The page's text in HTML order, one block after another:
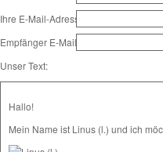
Ihre E-Mail-Adresse:
Empfänger E-Mail-Adresse:
Unser Text:
Hallo!
Mein Name ist Linus (l.) und ich